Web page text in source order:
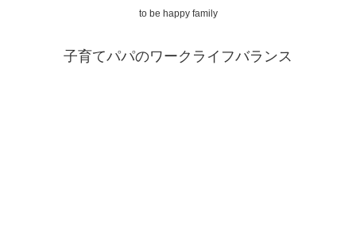
to be happy family
子育てパパのワークライフバランス